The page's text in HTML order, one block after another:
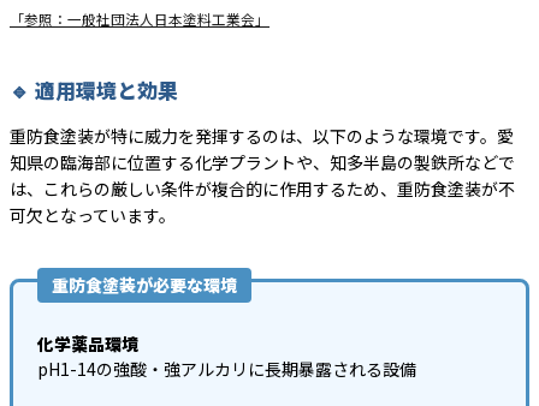
「参照：一般社団法人日本塗料工業会」
🔹 適用環境と効果
重防食塗装が特に威力を発揮するのは、以下のような環境です。愛
知県の臨海部に位置する化学プラントや、知多半島の製鉄所などで
は、これらの厳しい条件が複合的に作用するため、重防食塗装が不
可欠となっています。
重防食塗装が必要な環境
化学薬品環境
pH1-14の強酸・強アルカリに長期暴露される設備